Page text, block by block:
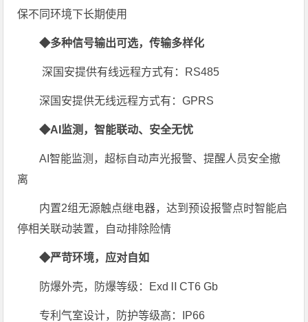
保不同环境下长期使用
◆多种信号输出可选，传输多样化
深国安提供有线远程方式有：RS485
深国安提供无线远程方式有：GPRS
◆AI监测，智能联动、安全无忧
AI智能监测，超标自动声光报警、提醒人员安全撤
离
内置2组无源触点继电器，达到预设报警点时智能启
停相关联动装置，自动排除险情
◆严苛环境，应对自如
防爆外壳，防爆等级：ExdⅡCT6 Gb
专利气室设计，防护等级高：IP66